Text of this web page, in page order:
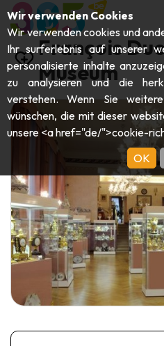
Abteien & Religiöse
Kunst
Handwerk & Know-how
Schlösser, Zitadellen &
Folklore & Lokale Geschichte
Geschichte
Garten, Parks & Naturstätten
Aquarien, Tierparks & Zoos
SICH
Touristen-& Kreuzfahrt-Schiffe
Draisinen & Touristenzüge
Kajaks
Abenteuerparks
DIE BESTEN
DIESEN
GUIDE
François
Museum
Wir verwenden Cookies
Wir verwenden cookies und
Ihr surferlebnis auf unserer
personalisierte inhalte
zu analysieren und die
verstehen. Wenn Sie
wünschen, die mit dieser
unsere <a href="de/">cookie-
OK